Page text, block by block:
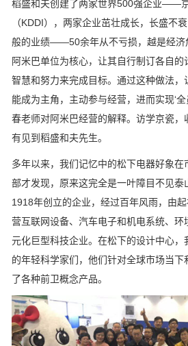
稻盛和夫创建了两家世界500强企业——
（KDDI），两家企业茁壮成长，长盛不
般的业绩——50余年从不亏损，越是经济
阿米巴单位为核心，让其自行制订各自
智慧和努力来完成目标。通过这种做法
能成为主角，主动参与经营，进而实现‘
春老师对阿米巴经营的解释。访学京瓷
有见到稻盛和夫先生。
多年以来，我们记忆中的松下电器好象在
部才发现，原来这完全是一叶障目不见
1918年创立的企业，经过百年风雨，由
营互联网设备、汽车电子和机电系统、环
元化巨型科技企业。在松下的设计中心，
的年轻科学家们，他们针对全球市场当
了各种前卫概念产品。